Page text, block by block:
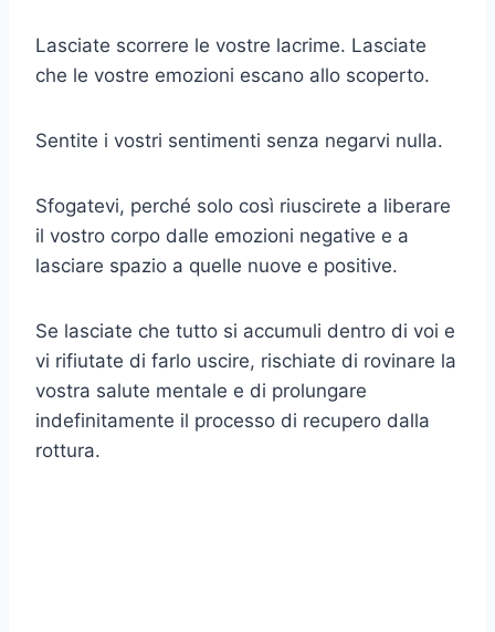
Lasciate scorrere le vostre lacrime. Lasciate
che le vostre emozioni escano allo scoperto.
Sentite i vostri sentimenti senza negarvi nulla.
Sfogatevi, perché solo così riuscirete a liberare
il vostro corpo dalle emozioni negative e a
lasciare spazio a quelle nuove e positive.
Se lasciate che tutto si accumuli dentro di voi e
vi rifiutate di farlo uscire, rischiate di rovinare la
vostra salute mentale e di prolungare
indefinitamente il processo di recupero dalla
rottura.